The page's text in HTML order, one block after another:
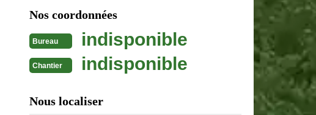
Nos coordonnées
Bureau indisponible
Chantier indisponible
Nous localiser